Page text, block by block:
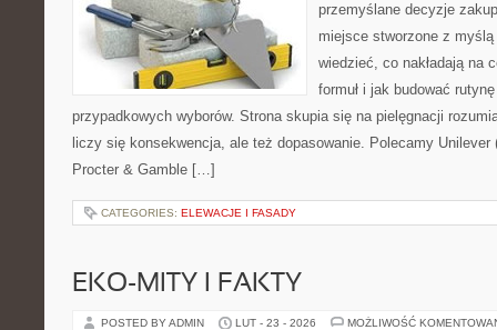
przemyślane decyzje
miejsce stworzone z
wiedzieć, co nakładają na
formuł i jak budować
przypadkowych wyborów. Strona skupia się na pielęgnacji
liczy się konsekwencja, ale też dopasowanie. Polecamy Unilever
Procter & Gamble […]
CATEGORIES: ELEWACJE I FASADY
EKO-MITY I FAKTY
POSTED BY ADMIN LUT - 23 - 2026 MOŻLIWOŚĆ